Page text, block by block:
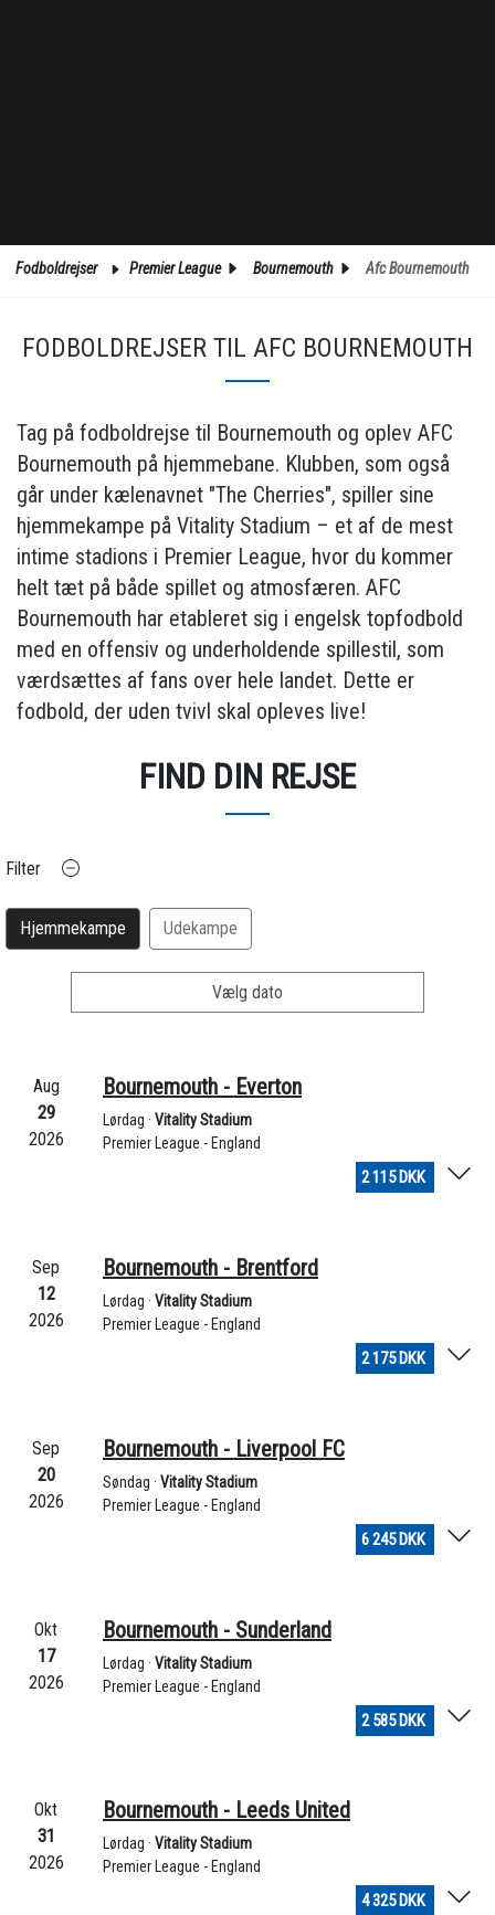
Fodboldrejser Premier League Bournemouth Afc Bournemouth
FODBOLDREJSER TIL AFC BOURNEMOUTH
Tag på fodboldrejse til Bournemouth og oplev AFC
Bournemouth på hjemmebane. Klubben, som også
går under kælenavnet "The Cherries", spiller sine
hjemmekampe på Vitality Stadium – et af de mest
intime stadions i Premier League, hvor du kommer
helt tæt på både spillet og atmosfæren. AFC
Bournemouth har etableret sig i engelsk topfodbold
med en offensiv og underholdende spillestil, som
værdsættes af fans over hele landet. Dette er
fodbold, der uden tvivl skal opleves live!